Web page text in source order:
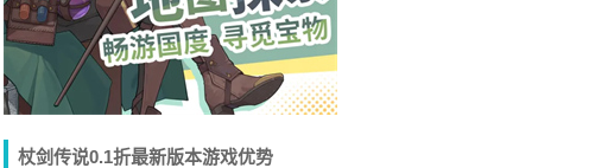
杖剑传说0.1折最新版本游戏优势